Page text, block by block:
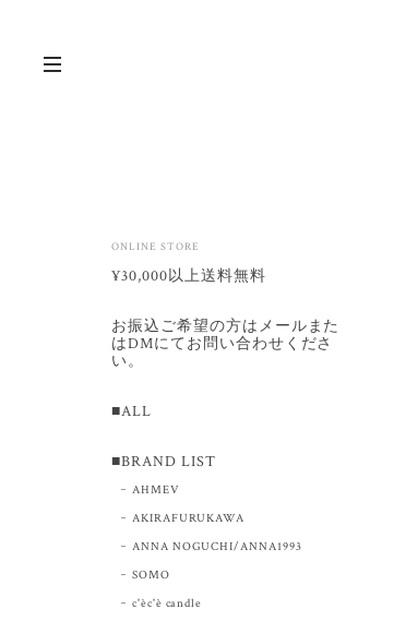
ONLINE STORE
¥30,000以上送料無料
お振込ご希望の方はメールまた
はDMにてお問い合わせくださ
い。
■ALL
■BRAND LIST
AHMEV
AKIRAFURUKAWA
ANNA NOGUCHI/ANNA1993
SOMO
c'èc'è candle